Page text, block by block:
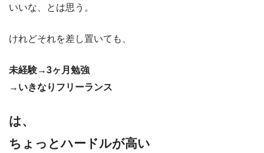
いいな、とは思う。
けれどそれを差し置いても、
未経験→3ヶ月勉強
→いきなりフリーランス
は、
ちょっとハードルが高い